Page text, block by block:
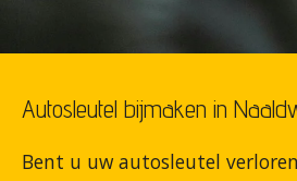
Autosleutel bijmaken in
Bent u uw autosleutel